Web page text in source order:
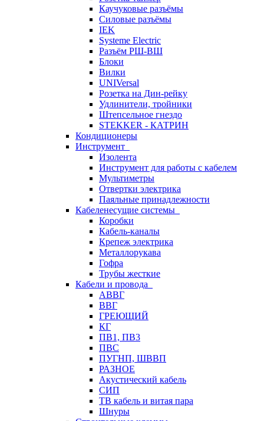
Каучуковые разъёмы
Силовые разъёмы
IEK
Systeme Electric
Разъём РШ-ВШ
Блоки
Вилки
UNIVersal
Розетка на Дин-рейку
Удлинители, тройники
Штепсельное гнездо
STEKKER - КАТРИН
Кондиционеры
Инструмент
Изолента
Инструмент для работы с кабелем
Мультиметры
Отвертки электрика
Паяльные принадлежности
Кабеленесущие системы
Коробки
Кабель-каналы
Крепеж электрика
Металлорукава
Гофра
Трубы жесткие
Кабели и провода
АВВГ
ВВГ
ГРЕЮЩИЙ
КГ
ПВ1, ПВ3
ПВС
ПУГНП, ШВВП
РАЗНОЕ
Акустический кабель
СИП
ТВ кабель и витая пара
Шнуры